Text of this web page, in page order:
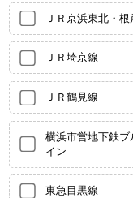
ＪＲ京浜東北・根
ＪＲ埼京線
ＪＲ鶴見線
横浜市営地下鉄ブ
イン
東急目黒線